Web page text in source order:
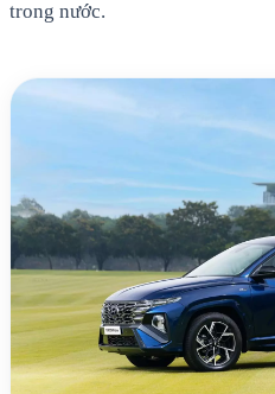
trong nước.